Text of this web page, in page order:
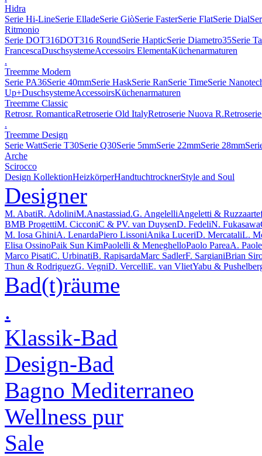
Hidra
Serie Hi-LineSerie ElladeSerie GiòSerie FasterSerie FlatSerie Dial
Ritmonio
Serie DOT316DOT316 RoundSerie HapticSerie Diametro35Serie
FrancescaDuschsystemeAccessoirs ElementaKüchenarmaturen
.
Treemme Modern
Serie PA36Serie 40mmSerie HaskSerie RanSerie TimeSerie
Up+DuschsystemeAccessoirsKüchenarmaturen
Treemme Classic
Retrosr. RomanticaRetroserie Old ItalyRetroserie Nuova R.
.
Treemme Design
Serie WattSerie T30Serie Q30Serie 5mmSerie 22mmSerie 28mm
Arche
Scirocco
Design KollektionHeizkörperHandtuchtrocknerStyle and Soul
Designer
M. AbatiR. AdoliniM.Anastassiad.G. AngelelliAngeletti & Ruzza
BMB ProgettiM. CicconiC & PV. van DuysenD. FedeliN. Fukasawa
M. Iosa GhiniA. LenardaPiero LissoniAnika LuceriD. MercataliL.
Elisa OssinoPaik Sun KimPaolelli & MeneghelloPaolo PareaA.
Marco PisatiC. UrbinatiB. RapisardaMarc SadlerF. SargianiBrian
Thun & RodriguezG. VegniD. VercelliE. van VlietYabu &
Bad(t)räume
.
Klassik-Bad
Design-Bad
Bagno Mediterraneo
Wellness pur
Sale